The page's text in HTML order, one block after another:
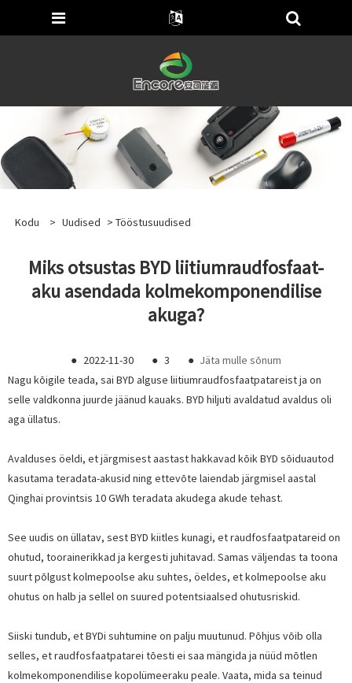
Kodu > Uudised > Tööstusuudised
Miks otsustas BYD liitiumraudfosfaat-
aku asendada kolmekomponendilise
akuga?
● 2022-11-30 ● 3 ● Jäta mulle sõnum
Nagu kõigile teada, sai BYD alguse liitiumraudfosfaatpatareist ja on
selle valdkonna juurde jäänud kauaks. BYD hiljuti avaldatud avaldus oli
aga üllatus.
Avalduses öeldi, et järgmisest aastast hakkavad kõik BYD sõiduautod
kasutama teradata-akusid ning ettevõte laiendab järgmisel aastal
Qinghai provintsis 10 GWh teradata akudega akude tehast.
See uudis on üllatav, sest BYD kiitles kunagi, et raudfosfaatpatareid on
ohutud, toorainerikkad ja kergesti juhitavad. Samas väljendas ta toona
suurt põlgust kolmepoolse aku suhtes, öeldes, et kolmepoolse aku
ohutus on halb ja sellel on suured potentsiaalsed ohutusriskid.
Siiski tundub, et BYDi suhtumine on palju muutunud. Põhjus võib olla
selles, et raudfosfaatpatarei tõesti ei saa mängida ja nüüd mõtlen
kolmekomponendilise kopolümeeraku peale. Vaata, mida sa teinud